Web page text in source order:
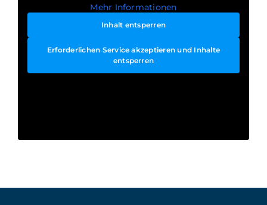
Mehr Informationen
Inhalt entsperren
Erforderlichen Service akzeptieren und Inhalte
entsperren